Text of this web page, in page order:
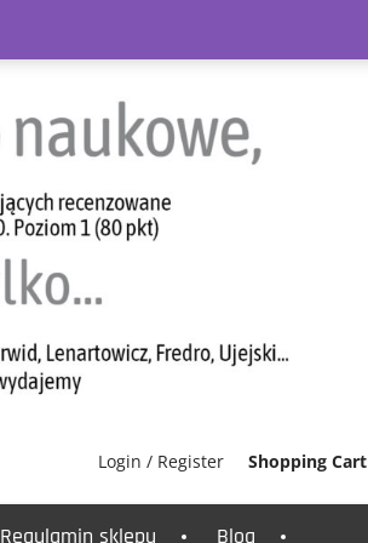
Login / Register Shopping Cart
Regulamin sklepu Blog